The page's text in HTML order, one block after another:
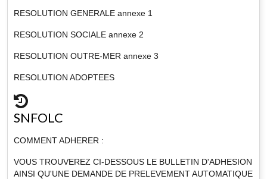
RESOLUTION GENERALE annexe 1
RESOLUTION SOCIALE annexe 2
RESOLUTION OUTRE-MER annexe 3
RESOLUTION ADOPTEES
SNFOLC
COMMENT ADHERER :
VOUS TROUVEREZ CI-DESSOUS LE BULLETIN D'ADHESION
AINSI QU'UNE DEMANDE DE PRELEVEMENT AUTOMATIQUE